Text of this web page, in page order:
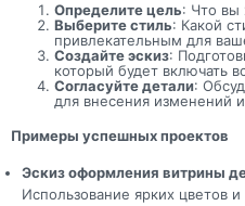
Определите цель: Что вы
Выберите стиль: Какой
привлекательным для
Создайте эскиз:
который будет включать
Согласуйте детали:
для внесения изменений
Примеры успешных проектов
Эскиз оформления витрины
Использование ярких цветов